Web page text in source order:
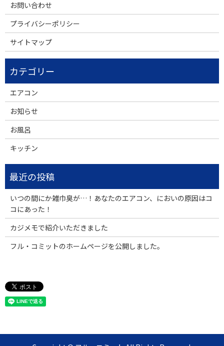
お問い合わせ
プライバシーポリシー
サイトマップ
エアコン
お知らせ
お風呂
キッチン
いつの間にか雑巾臭が…！あなたのエアコン、においの原因はコ
コにあった！
カジメモで紹介いただきました
フル・コミットのホームページを公開しました。